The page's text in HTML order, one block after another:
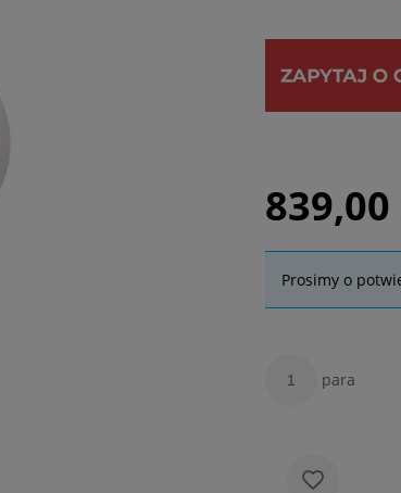
839,00
Prosimy o
para